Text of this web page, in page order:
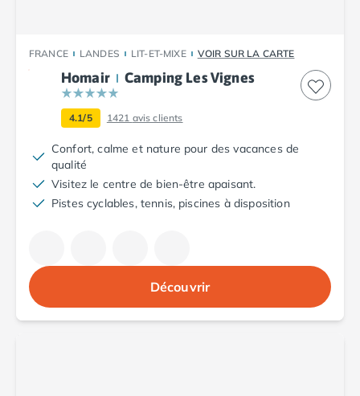
Camping Roscoff
Camping Ille-et-Vilaine
Camping Cancale
Camping Dinard
Camping Saint-Malo
Camping Morbihan
Camping Auray
Camping Carnac
Camping La Trinité sur Mer
Camping Quiberon
Camping Sarzeau
Camping Vannes
Camping Champagne-Ardenne
FRANCE LANDES LIT-ET-MIXE VOIR SUR LA CARTE
Homair Camping Les Vignes
4.1/5 1421 avis clients
Confort, calme et nature pour des vacances de
qualité
Visitez le centre de bien-être apaisant.
Pistes cyclables, tennis, piscines à disposition
Découvrir